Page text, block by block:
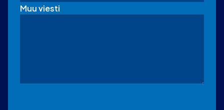
Muu viesti